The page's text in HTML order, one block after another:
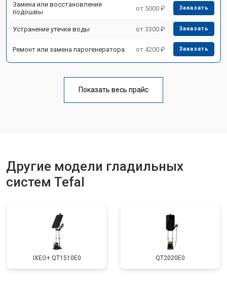
Замена или восстановление
подошвы
от 5000 ₽ Заказать
Устранение утечки воды от 3300 ₽ Заказать
Ремонт или замена парогенератора от 4200 ₽ Заказать
Показать весь прайс
Другие модели гладильных
систем Tefal
IXEO+ QT1510E0 QT2020E0